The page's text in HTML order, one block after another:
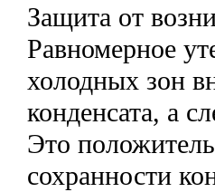
Защита от
Равномерное
холодных зон
конденсата, а
Это
сохранности